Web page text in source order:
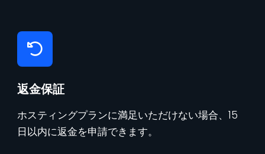
返金保証
ホスティングプランに満足いただけない場合、15
日以内に返金を申請できます。